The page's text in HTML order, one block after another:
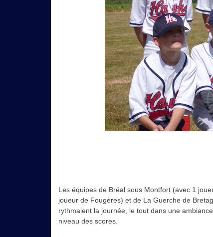
Les équipes de Bréal sous Montfort (avec 1
joueur de Fougères) et de La Guerche de
rythmaient la journée, le tout dans une
niveau des scores.